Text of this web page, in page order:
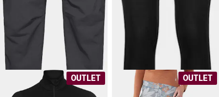
169 €
Mid
Standard Pant Men '23
Miesten kevyet retkeilyhousut.
Monikäyttöinen valinta!
24,90 €
ODLO
Active Warm Bottom
Tekniset kerrastohousut
urheilukäyttöön. Naisten koot.
OUTLET OUTLET